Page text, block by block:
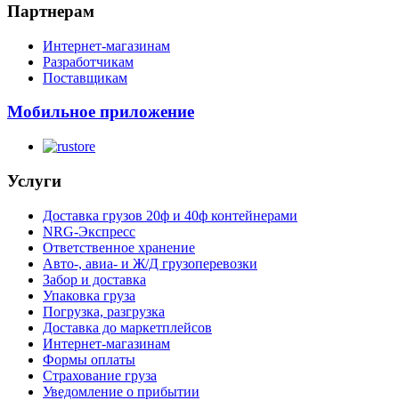
Партнерам
Интернет-магазинам
Разработчикам
Поставщикам
Мобильное приложение
Услуги
Доставка грузов 20ф и 40ф контейнерами
NRG-Экспресс
Ответственное хранение
Авто-, авиа- и Ж/Д грузоперевозки
Забор и доставка
Упаковка груза
Погрузка, разгрузка
Доставка до маркетплейсов
Интернет-магазинам
Формы оплаты
Страхование груза
Уведомление о прибытии